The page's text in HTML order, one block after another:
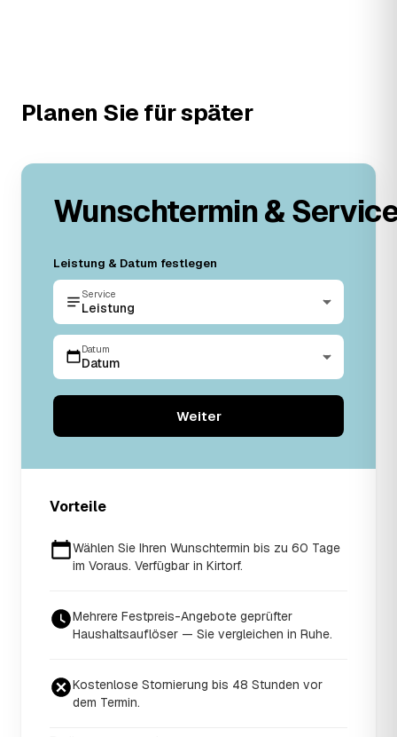
Planen Sie für später
Wunschtermin &
Leistung & Datum festlegen
Service
Leistung
Datum
Datum
Weiter
Vorteile
Wählen Sie Ihren Wunschtermin bis zu 60 Tage
im Voraus. Verfügbar in Kirtorf.
Mehrere Festpreis-Angebote geprüfter
Haushaltsauflöser — Sie vergleichen in Ruhe.
Kostenlose Stornierung bis 48 Stunden vor
dem Termin.